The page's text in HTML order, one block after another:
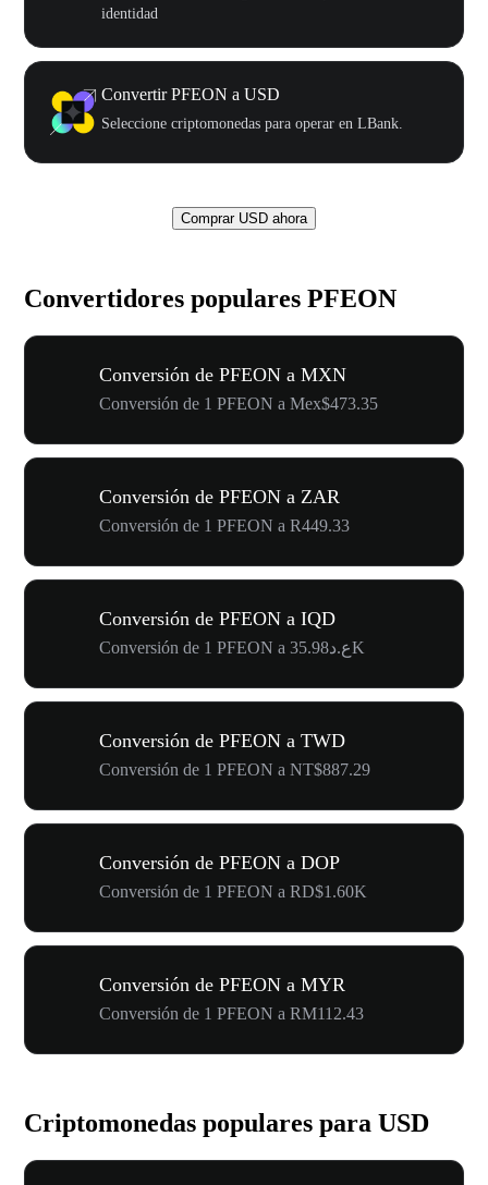
identidad
Convertir PFEON a USD
Seleccione criptomonedas para operar en LBank.
Comprar USD ahora
Convertidores populares PFEON
Conversión de PFEON a MXN
Conversión de 1 PFEON a Mex$473.35
Conversión de PFEON a ZAR
Conversión de 1 PFEON a R449.33
Conversión de PFEON a IQD
Conversión de 1 PFEON a ع.د35.98K
Conversión de PFEON a TWD
Conversión de 1 PFEON a NT$887.29
Conversión de PFEON a DOP
Conversión de 1 PFEON a RD$1.60K
Conversión de PFEON a MYR
Conversión de 1 PFEON a RM112.43
Criptomonedas populares para USD